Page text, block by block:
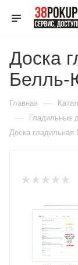
Доска
Главная —
— Гладильные
Доска